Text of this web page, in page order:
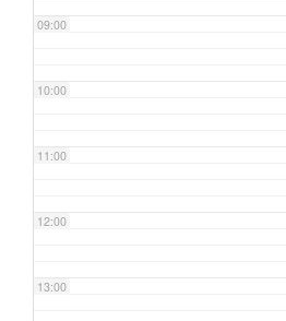
09:00
10:00
11:00
12:00
13:00